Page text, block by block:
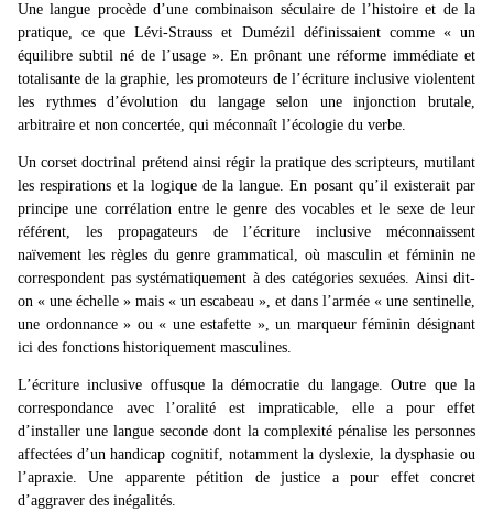
Une langue procède d’une combinaison séculaire de l’histoire et de la
pratique, ce que Lévi-Strauss et Dumézil définissaient comme « un
équilibre subtil né de l’usage ». En prônant une réforme immédiate et
totalisante de la graphie, les promoteurs de l’écriture inclusive violentent
les rythmes d’évolution du langage selon une injonction brutale,
arbitraire et non concertée, qui méconnaît l’écologie du verbe.
Un corset doctrinal prétend ainsi régir la pratique des scripteurs, mutilant
les respirations et la logique de la langue. En posant qu’il existerait par
principe une corrélation entre le genre des vocables et le sexe de leur
référent, les propagateurs de l’écriture inclusive méconnaissent
naïvement les règles du genre grammatical, où masculin et féminin ne
correspondent pas systématiquement à des catégories sexuées. Ainsi dit-
on « une échelle » mais « un escabeau », et dans l’armée « une sentinelle,
une ordonnance » ou « une estafette », un marqueur féminin désignant
ici des fonctions historiquement masculines.
L’écriture inclusive offusque la démocratie du langage. Outre que la
correspondance avec l’oralité est impraticable, elle a pour effet
d’installer une langue seconde dont la complexité pénalise les personnes
affectées d’un handicap cognitif, notamment la dyslexie, la dysphasie ou
l’apraxie. Une apparente pétition de justice a pour effet concret
d’aggraver des inégalités.